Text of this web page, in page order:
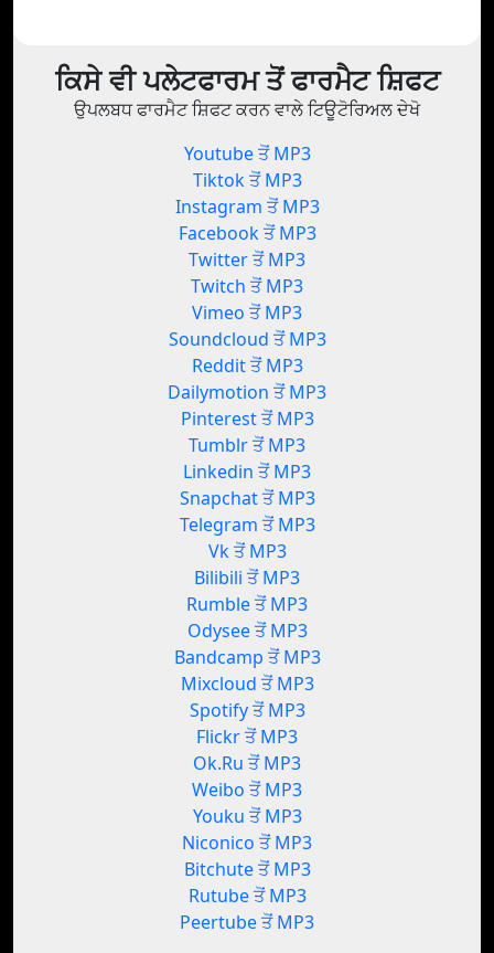
ਕਿਸੇ ਵੀ ਪਲੇਟਫਾਰਮ ਤੋਂ ਫਾਰਮੈਟ ਸ਼ਿਫਟ
ਉਪਲਬਧ ਫਾਰਮੈਟ ਸ਼ਿਫਟ ਕਰਨ ਵਾਲੇ ਟਿਊਟੋਰਿਅਲ ਦੇਖੋ
Youtube ਤੋਂ MP3
Tiktok ਤੋਂ MP3
Instagram ਤੋਂ MP3
Facebook ਤੋਂ MP3
Twitter ਤੋਂ MP3
Twitch ਤੋਂ MP3
Vimeo ਤੋਂ MP3
Soundcloud ਤੋਂ MP3
Reddit ਤੋਂ MP3
Dailymotion ਤੋਂ MP3
Pinterest ਤੋਂ MP3
Tumblr ਤੋਂ MP3
Linkedin ਤੋਂ MP3
Snapchat ਤੋਂ MP3
Telegram ਤੋਂ MP3
Vk ਤੋਂ MP3
Bilibili ਤੋਂ MP3
Rumble ਤੋਂ MP3
Odysee ਤੋਂ MP3
Bandcamp ਤੋਂ MP3
Mixcloud ਤੋਂ MP3
Spotify ਤੋਂ MP3
Flickr ਤੋਂ MP3
Ok.Ru ਤੋਂ MP3
Weibo ਤੋਂ MP3
Youku ਤੋਂ MP3
Niconico ਤੋਂ MP3
Bitchute ਤੋਂ MP3
Rutube ਤੋਂ MP3
Peertube ਤੋਂ MP3